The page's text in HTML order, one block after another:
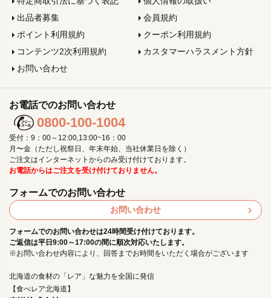
出品者募集
会員規約
ポイント利用規約
クーポン利用規約
コンテンツ2次利用規約
カスタマーハラスメント方針
お問い合わせ
北海道の食材の「レア」な魅力を全国に発信
【食べレア北海道】
お電話でのお問い合わせ
0800-100-1004
受付：9：00～12:00,13:00~16：00
月〜金（ただし祝祭日、年末年始、当社休業日を除く）
ご注文はインターネットからのみ受け付けております。
お電話からはご注文を受け付けておりません。
フォームでのお問い合わせ
お問い合わせ
フォームでのお問い合わせは24時間受け付けております。
ご返信は平日9:00～17:00の間に順次対応いたします。
※お問い合わせ内容により、回答までお時間をいただく場合がございます